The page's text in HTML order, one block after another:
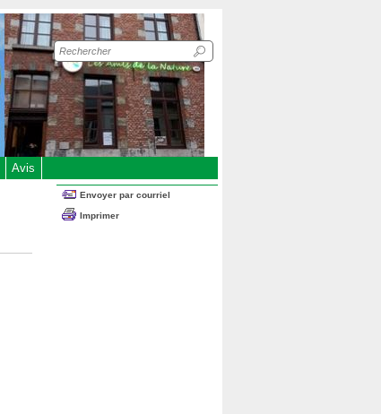
Recherche
sur
le
site
Avis
Envoyer par courriel
Imprimer